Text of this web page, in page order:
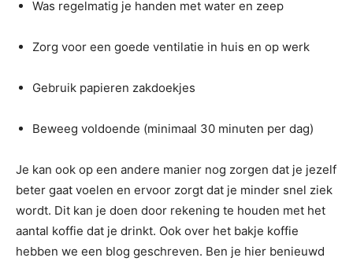
Was regelmatig je handen met water en zeep
Zorg voor een goede ventilatie in huis en op werk
Gebruik papieren zakdoekjes
Beweeg voldoende (minimaal 30 minuten per dag)
Je kan ook op een andere manier nog zorgen dat je jezelf
beter gaat voelen en ervoor zorgt dat je minder snel ziek
wordt. Dit kan je doen door rekening te houden met het
aantal koffie dat je drinkt. Ook over het bakje koffie
hebben we een blog geschreven. Ben je hier benieuwd